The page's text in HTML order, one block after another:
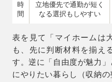
時
間
立地優先で通勤が短く
なる選択もしやすい
表を見て「マイホームは
も、先に判断材料を揃え
す。逆に「自由度が魅力
にやりたい暮らし（収納